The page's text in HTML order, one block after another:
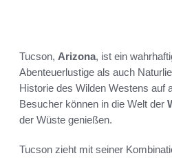
Tucson, Arizona, ist ein
Abenteuerlustige als auch
Historie des Wilden Westens auf
Besucher können in die Welt der
der Wüste genießen.
Tucson zieht mit seiner